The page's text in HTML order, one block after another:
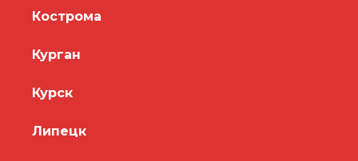
Кострома
Курган
Курск
Липецк